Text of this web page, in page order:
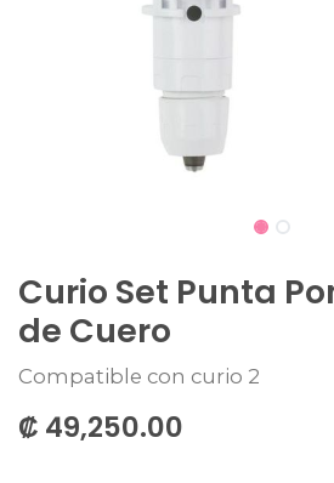
Curio Set Punta
de Cuero
Compatible con curio 2
₡ 49,250.00